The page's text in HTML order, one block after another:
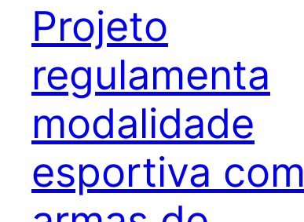
Projeto
regulamenta
modalidade
esportiva com